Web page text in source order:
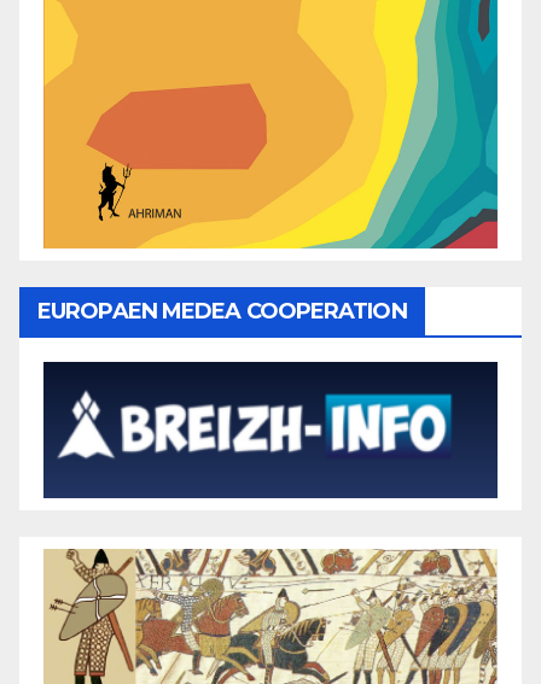
EUROPAEN MEDEA COOPERATION